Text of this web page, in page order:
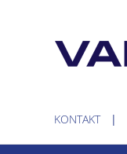
KONTAKT